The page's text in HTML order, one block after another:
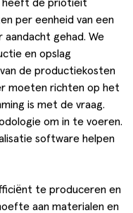
heeft de priotieit
per eenheid van een
gehad. We
en opslag
de productiekosten
moeten richten op het
is met de vraag.
om in te voeren.
software helpen
te produceren en
aan materialen en